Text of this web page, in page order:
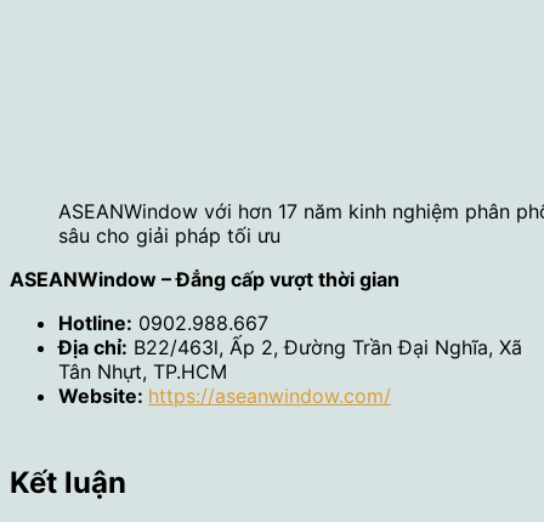
ASEANWindow với hơn 17 năm kinh nghiệm phân
sâu cho giải pháp tối ưu
ASEANWindow – Đẳng cấp vượt thời gian
Hotline: 0902.988.667
Địa chỉ: B22/463l, Ấp 2, Đường Trần Đại Nghĩa, Xã
Tân Nhựt, TP.HCM
Website: https://aseanwindow.com/
Kết luận